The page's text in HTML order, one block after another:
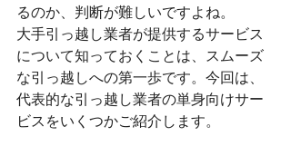
るのか、判断が難しいですよね。
大手引っ越し業者が提供するサービス
について知っておくことは、スムーズ
な引っ越しへの第一歩です。今回は、
代表的な引っ越し業者の単身向けサー
ビスをいくつかご紹介します。